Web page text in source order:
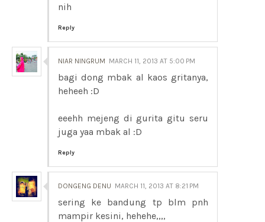
nih
Reply
NIAR NINGRUM MARCH 11, 2013 AT 5:00 PM
bagi dong mbak al kaos gritanya,
heheeh :D
eeehh mejeng di gurita gitu seru
juga yaa mbak al :D
Reply
DONGENG DENU MARCH 11, 2013 AT 8:21 PM
sering ke bandung tp blm pnh
mampir kesini, hehehe,,,,